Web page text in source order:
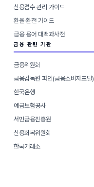
신용점수 관리 가이드
환율·환전 가이드
금융 용어 대백과사전
금융 관련 기관
금융위원회
금융감독원 파인(금융소비자포털)
한국은행
예금보험공사
서민금융진흥원
신용회복위원회
한국거래소